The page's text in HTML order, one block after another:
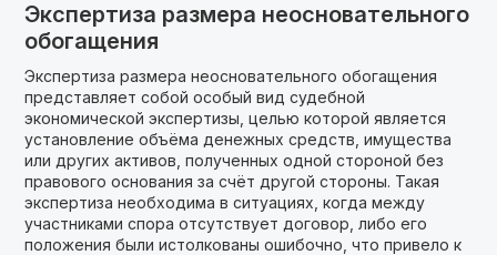
Экспертиза размера неосновательного
обогащения
Экспертиза размера неосновательного обогащения
представляет собой особый вид судебной
экономической экспертизы, целью которой является
установление объёма денежных средств, имущества
или других активов, полученных одной стороной без
правового основания за счёт другой стороны. Такая
экспертиза необходима в ситуациях, когда между
участниками спора отсутствует договор, либо его
положения были истолкованы ошибочно, что привело к